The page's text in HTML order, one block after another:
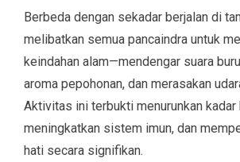
Berbeda dengan sekadar berjalan di
melibatkan semua pancaindra untuk
keindahan alam—mendengar suara
aroma pepohonan, dan merasakan
Aktivitas ini terbukti menurunkan
meningkatkan sistem imun, dan
hati secara signifikan.